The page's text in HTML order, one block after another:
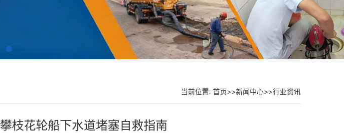
当前位置: 首页>>新闻中心>>行业资讯
攀枝花轮船下水道堵塞自救指南